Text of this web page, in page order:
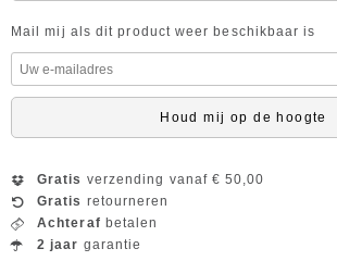
Mail mij als dit product weer beschikbaar is
Houd mij op de hoogte
Gratis verzending vanaf € 50,00
Gratis retourneren
Achteraf betalen
2 jaar garantie